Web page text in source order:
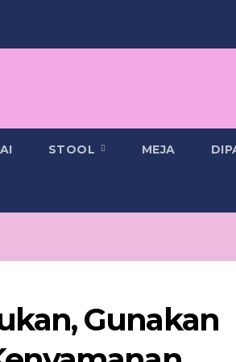
STOOL MEJA
Gunakan